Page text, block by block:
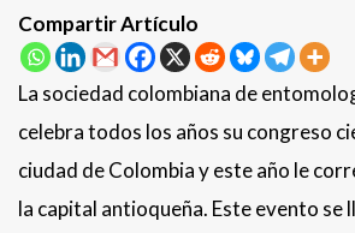
Compartir Artículo
La sociedad colombiana de
celebra todos los años su congreso
ciudad de Colombia y este año le
la capital antioqueña. Este evento se